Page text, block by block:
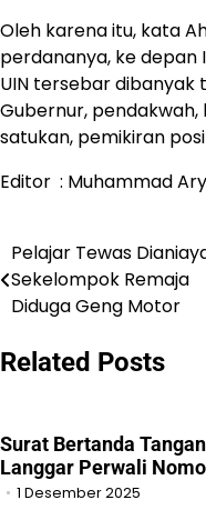
Oleh karena itu, kata
perdananya, ke depan
UIN tersebar dibanyak
Gubernur,
satukan, pemikiran
Editor : Muhammad
Navigasi
pos
Pelajar Tewas
Sekelompok Remaja
Diduga Geng Motor
Related Posts
Surat Bertanda
Langgar Perwali
1 Desember 2025